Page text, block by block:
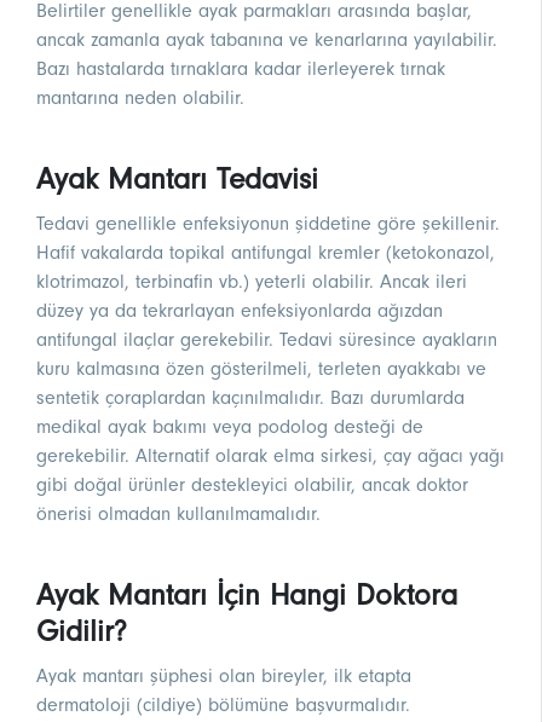
Belirtiler genellikle ayak parmakları arasında başlar,
ancak zamanla ayak tabanına ve kenarlarına yayılabilir.
Bazı hastalarda tırnaklara kadar ilerleyerek tırnak
mantarına neden olabilir.
Ayak Mantarı Tedavisi
Tedavi genellikle enfeksiyonun şiddetine göre şekillenir.
Hafif vakalarda topikal antifungal kremler (ketokonazol,
klotrimazol, terbinafin vb.) yeterli olabilir. Ancak ileri
düzey ya da tekrarlayan enfeksiyonlarda ağızdan
antifungal ilaçlar gerekebilir. Tedavi süresince ayakların
kuru kalmasına özen gösterilmeli, terleten ayakkabı ve
sentetik çoraplardan kaçınılmalıdır. Bazı durumlarda
medikal ayak bakımı veya podolog desteği de
gerekebilir. Alternatif olarak elma sirkesi, çay ağacı yağı
gibi doğal ürünler destekleyici olabilir, ancak doktor
önerisi olmadan kullanılmamalıdır.
Ayak Mantarı İçin Hangi Doktora
Gidilir?
Ayak mantarı şüphesi olan bireyler, ilk etapta
dermatoloji (cildiye) bölümüne başvurmalıdır.